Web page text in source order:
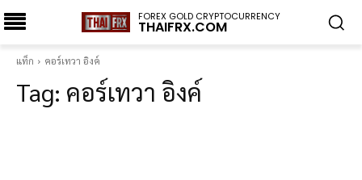
FOREX GOLD CRYPTOCURRENCY
THAIFRX.COM
แท็ก คอร์เทวา อิงค์
Tag: คอร์เทวา อิงค์